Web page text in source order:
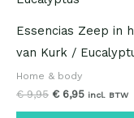
Essencias Zeep in
van Kurk /
Home & body
€9,95 €6,95 incl. BTW